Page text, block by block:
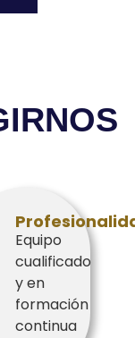
Equipo
cualificado
y en
formación
continua